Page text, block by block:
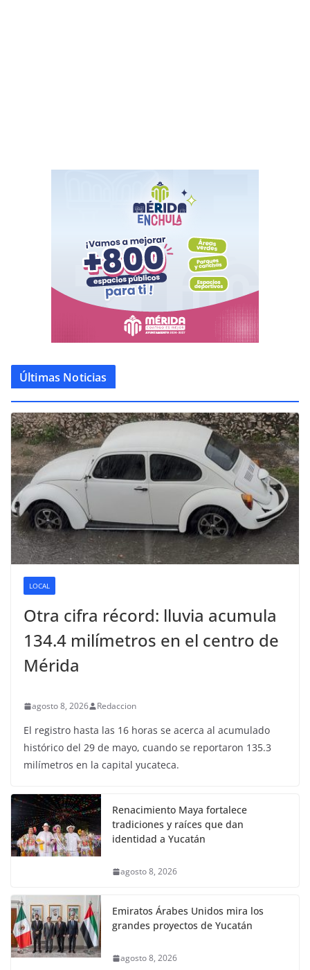
Últimas Noticias
LOCAL
Otra cifra récord: lluvia acumula
134.4 milímetros en el centro de
Mérida
agosto 8, 2026 Redaccion
El registro hasta las 16 horas se acerca al acumulado
histórico del 29 de mayo, cuando se reportaron 135.3
milímetros en la capital yucateca.
Renacimiento Maya fortalece
tradiciones y raíces que dan
identidad a Yucatán
agosto 8, 2026
Emiratos Árabes Unidos mira los
grandes proyectos de Yucatán
agosto 8, 2026